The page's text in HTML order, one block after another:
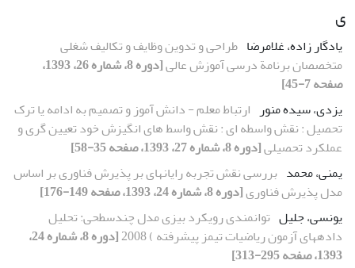
ی
یادگار زاده، غلامرضا طراحی و تدوین وظایف و تکالیف شغلی
متخصصان برنامة درسی آموزش عالی
[دوره 8، شماره 26، 1393،
صفحه 7-45]
یزدی، سیده منور ارتباط معلم - دانش آموز و تصمیم به ادامه یا ترک
تحصیل : نقش واسطه ای : نقش واسط های انگیزش خود تعیین گری و
عملکرد تحصیلی[دوره 8، شماره 27، 1393، صفحه 35-58]
یمنی، محمد بررسی نقش تجربه رایانهای بر پذیرش فناوری بر اساس
مدل پذیرش فناوری[دوره 8، شماره 24، 1393، صفحه 149-176]
یونسی، جلیل توانمندی رویکرد بیزی مدل چندسطحی: تحلیل
دادههای آزمون ریاضیات تیمز پیشرفته ) 2008
[دوره 8، شماره 24،
1393، صفحه 295-313]